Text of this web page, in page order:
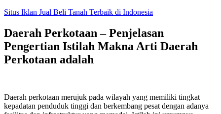
Skip
content
Situs Iklan Jual Beli Tanah Terbaik di Indonesia
Daerah Perkotaan – Penjelasan
Pengertian Istilah Makna Arti Daerah
Perkotaan adalah
Daerah perkotaan merujuk pada wilayah yang memiliki tingkat
kepadatan penduduk tinggi dan berkembang pesat dengan adanya